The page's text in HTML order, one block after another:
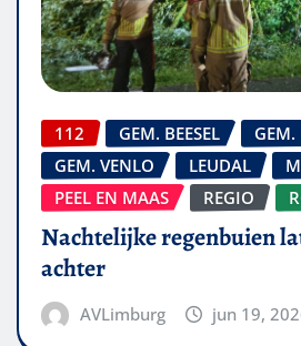
112 GEM. BEESEL
GEM.
GEM. VENLO
LEUDAL
PEEL EN MAAS
REGIO
Nachtelijke regenbuien
achter
AVLimburg jun 19,